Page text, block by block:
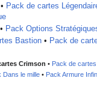
Pack de cartes
• Pack Options
Bastion• Pack de
Crimson • Pack de cartes
Dans le mille• Pack Armure